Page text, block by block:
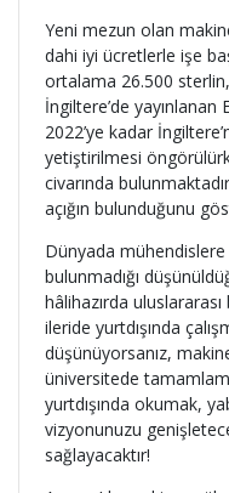
Yeni mezun olan
dahi iyi ücretlerle işe
ortalama 26.500 sterlin,
İngiltere’de
2022’ye kadar
yetiştirilmesi
civarında
açığın bulunduğunu
Dünyada
bulunmadığı
hâlihazırda
ileride yurtdışında
düşünüyorsanız,
üniversitede
yurtdışında okumak,
vizyonunuzu
sağlayacaktır!